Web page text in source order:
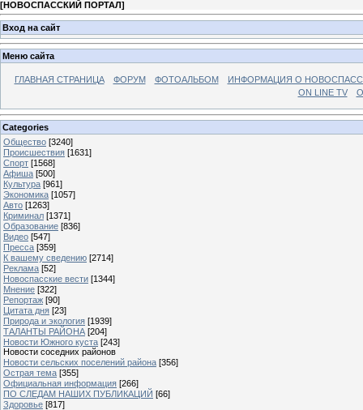
[НОВОСПАССКИЙ ПОРТАЛ]
Вход на сайт
Меню сайта
ГЛАВНАЯ СТРАНИЦА ФОРУМ ФОТОАЛЬБОМ
ИНФОРМАЦИЯ О
ON LINE TV
Categories
Общество [3240]
Происшествия [1631]
Спорт [1568]
Афиша [500]
Культура [961]
Экономика [1057]
Авто [1263]
Криминал [1371]
Образование [836]
Видео [547]
Пресса [359]
К вашему сведению [2714]
Реклама [52]
Новоспасские вести [1344]
Мнение [322]
Репортаж [90]
Цитата дня [23]
Природа и экология [1939]
ТАЛАНТЫ РАЙОНА [204]
Новости Южного куста [243]
Новости соседних районов
Новости сельских поселений района [356]
Острая тема [355]
Официальная информация [266]
ПО СЛЕДАМ НАШИХ ПУБЛИКАЦИЙ [66]
Здоровье [817]